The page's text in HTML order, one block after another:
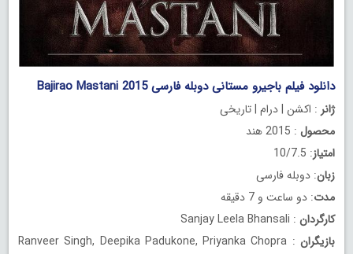
دانلود فیلم باجیرو مستانی دوبله فارسی Bajirao Mastani 2015
ژانر : اکشن | درام | تاریخی
محصول : 2015 هند
امتیاز: 10/7.5
زبان: دوبله فارسی
مدت: دو ساعت و 7 دقیقه
کارگردان : Sanjay Leela Bhansali
بازیگران
: Ranveer Singh, Deepika Padukone, Priyanka Chopra